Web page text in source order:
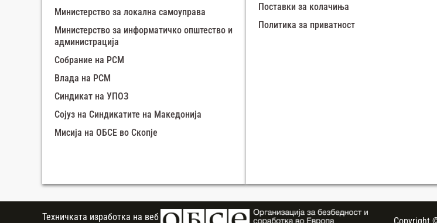
Министерство за локална самоуправа
Министерство за информатичко општество и
администрација
Собрание на РСМ
Влада на РСМ
Синдикат на УПОЗ
Сојуз на Синдикатите на Македонија
Мисија на ОБСЕ во Скопје
Поставки за колачиња
Политика за приватност
Техничката изработка на веб